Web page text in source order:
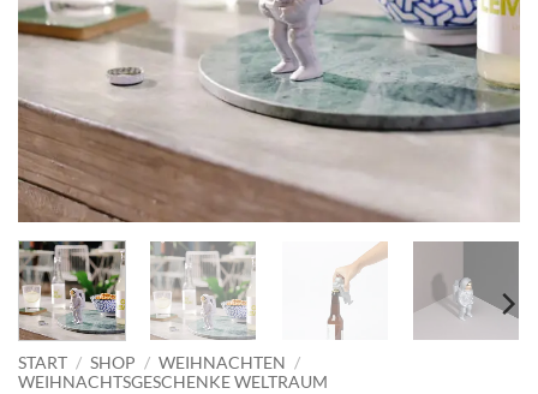
START / SHOP / WEIHNACHTEN /
WEIHNACHTSGESCHENKE WELTRAUM